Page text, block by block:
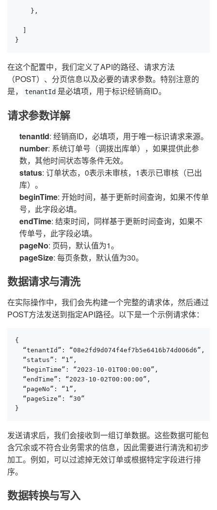
    },
}
在这个配置中，我们定义了API的路径、请求方法
（POST）、分页信息以及必要的请求参数。特别注意的
是，
tenantId 是必填项，用于标识经销商ID。
请求参数详解
tenantId: 经销商ID，必填项，用于唯一标识请求来源。
number: 系统订单号（调拨出库单），如果提供此参
数，其他时间状态等条件无效。
status: 订单状态，0表示未审核，1表示已审核（已出
库）。
beginTime: 开始时间，基于更新时间查询，如果不传单
号，此字段必填。
endTime: 结束时间，同样基于更新时间查询，如果不
传单号，此字段必填。
pageNo: 页码，默认值为1。
pageSize: 每页条数，默认值为30。
数据请求与清洗
在实际操作中，我们会先构建一个完整的请求体，然后通过
POST方法发送到指定API路径。以下是一个示例请求体：
{
  “tenantId”: “08e2fd9d074f4ef7b5e6416b74d006d6”,
  “status”: “1”,
  “beginTime”: “2023-10-01T00:00:00”,
  “endTime”: “2023-10-02T00:00:00”,
  “pageNo”: “1”,
  “pageSize”: “30”
}
发送请求后，我们会接收到一组订单数据。这些数据可能包
含冗余或不符合业务需求的信息，因此需要进行清洗和初步
加工。例如，可以过滤掉无效订单或根据特定字段进行排
序。
数据转换与写入